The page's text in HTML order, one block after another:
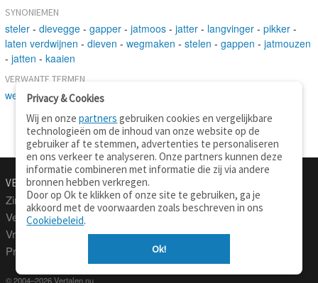
SYNONIEMEN
steler - dievegge - gapper - jatmoos - jatter - langvinger - pikker -
laten verdwijnen - dieven - wegmaken - stelen - gappen - jatmouzen
- jatten - kaaien
VERWANTE TERMEN
wetsovertreder-inpikken
VERTALEN.NU
Zinnen vertalen
Verklarend woordenboek
Vraagbaak
Professionele vertaling
© 2004–2026 Vertalen.nu
Over deze site
Privacy
Privacy & Cookies
Wij en onzepartners gebruiken cookies en vergelijkbare
technologieën om de inhoud van onze website op de
gebruiker af te stemmen, advertenties te personaliseren
en ons verkeer te analyseren. Onze partners kunnen deze
informatie combineren met informatie die zij via andere
bronnen hebben verkregen.
Door op Ok te klikken of onze site te gebruiken, ga je
akkoord met de voorwaarden zoals beschreven in ons
Cookiebeleid.
Ok!